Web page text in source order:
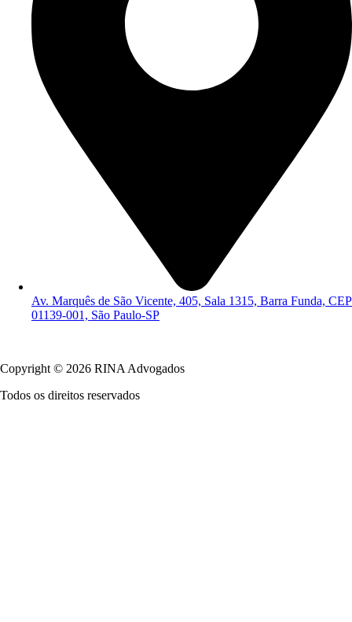
Av. Marquês de São Vicente, 405, Sala 1315, Barra Funda, CEP
01139-001, São Paulo-SP
Copyright © 2026 RINA Advogados
Todos os direitos reservados